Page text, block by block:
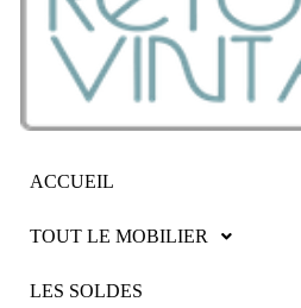
ACCUEIL
TOUT LE MOBILIER
LES SOLDES